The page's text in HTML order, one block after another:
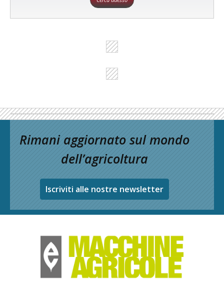
Rimani aggiornato sul mondo
dell’agricoltura
Iscriviti alle nostre newsletter